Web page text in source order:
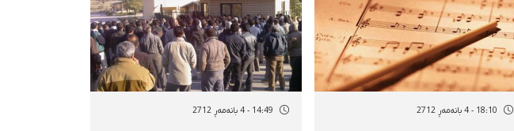
18:10 - 4 بانەمەڕ 2712 14:49 - 4 بانەمەڕ 2712